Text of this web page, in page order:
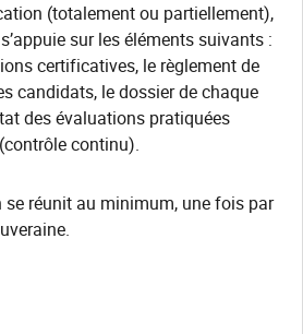
(totalement ou partiellement),
sur les éléments suivants :
certificatives, le règlement de
candidats, le dossier de chaque
des évaluations pratiquées
continu).
réunit au minimum, une fois par